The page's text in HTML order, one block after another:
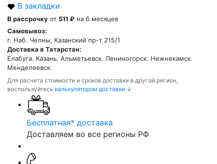
В закладки
В рассрочку от 511 ₽ на 6 месяцев
Самовывоз:
г. Наб. Челны, Казанский пр-т 215/1
Доставка в Татарстан:
Елабуга. Казань. Альметьевск. Лениногорск. Нижнекамск.
Менделеевск.
Для расчета стоимости и сроков доставки в другой регион,
воспользуйтесь калькулятором доставки ↓
Бесплатная* доставка
Доставляем во все регионы РФ